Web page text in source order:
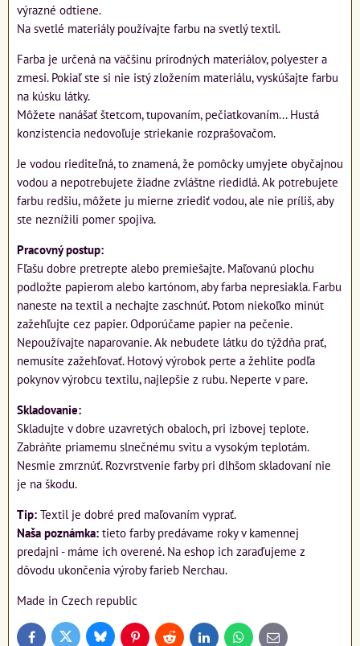
výrazné odtiene.
Na svetlé materiály používajte farbu na svetlý textil.
Farba je určená na väčšinu prírodných materiálov, polyester a
zmesi. Pokiaľ ste si nie istý zložením materiálu, vyskúšajte farbu
na kúsku látky.
Môžete nanášať štetcom, tupovaním, pečiatkovaním... Hustá
konzistencia nedovoľuje striekanie rozprašovačom.
Je vodou riediteľná, to znamená, že pomôcky umyjete obyčajnou
vodou a nepotrebujete žiadne zvláštne riedidlá. Ak potrebujete
farbu redšiu, môžete ju mierne zriediť vodou, ale nie príliš, aby
ste neznížili pomer spojiva.
Pracovný postup:
Fľašu dobre pretrepte alebo premiešajte. Maľovanú plochu
podložte papierom alebo kartónom, aby farba nepresiakla. Farbu
naneste na textil a nechajte zaschnúť. Potom niekoľko minút
zažehľujte cez papier. Odporúčame papier na pečenie.
Nepoužívajte naparovanie. Ak nebudete látku do týždňa prať,
nemusíte zažehľovať. Hotový výrobok perte a žehlite podľa
pokynov výrobcu textilu, najlepšie z rubu. Neperte v pare.
Skladovanie:
Skladujte v dobre uzavretých obaloch, pri izbovej teplote.
Zabráňte priamemu slnečnému svitu a vysokým teplotám.
Nesmie zmrznúť. Rozvrstvenie farby pri dlhšom skladovaní nie
je na škodu.
Tip: Textil je dobré pred maľovaním vyprať.
Naša poznámka: tieto farby predávame roky v kamennej
predajni - máme ich overené. Na eshop ich zaraďujeme z
dôvodu ukončenia výroby farieb Nerchau.
Made in Czech republic
FacebookTwitter BlueskyPinterestReddit LinkedInWhatsApp
E-